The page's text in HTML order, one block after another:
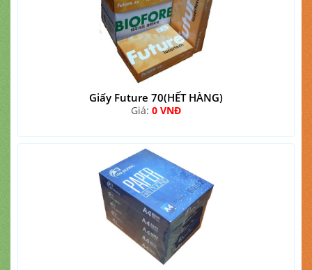
Giấy Future 70(HẾT HÀNG)
Giá: 0 VNĐ